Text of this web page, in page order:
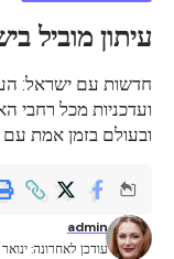
עיתון מוביל
חדשות עם ישראל:
ועדכניות מכל רחבי
ובעולם בזמן אמת עם
עודכן לאחרונה: ינואר 3, 2025 7:43 pm
admin